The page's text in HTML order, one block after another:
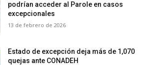
podrían acceder al Parole en casos
excepcionales
13 de febrero de 2026
Estado de excepción deja más de 1,070
quejas ante CONADEH